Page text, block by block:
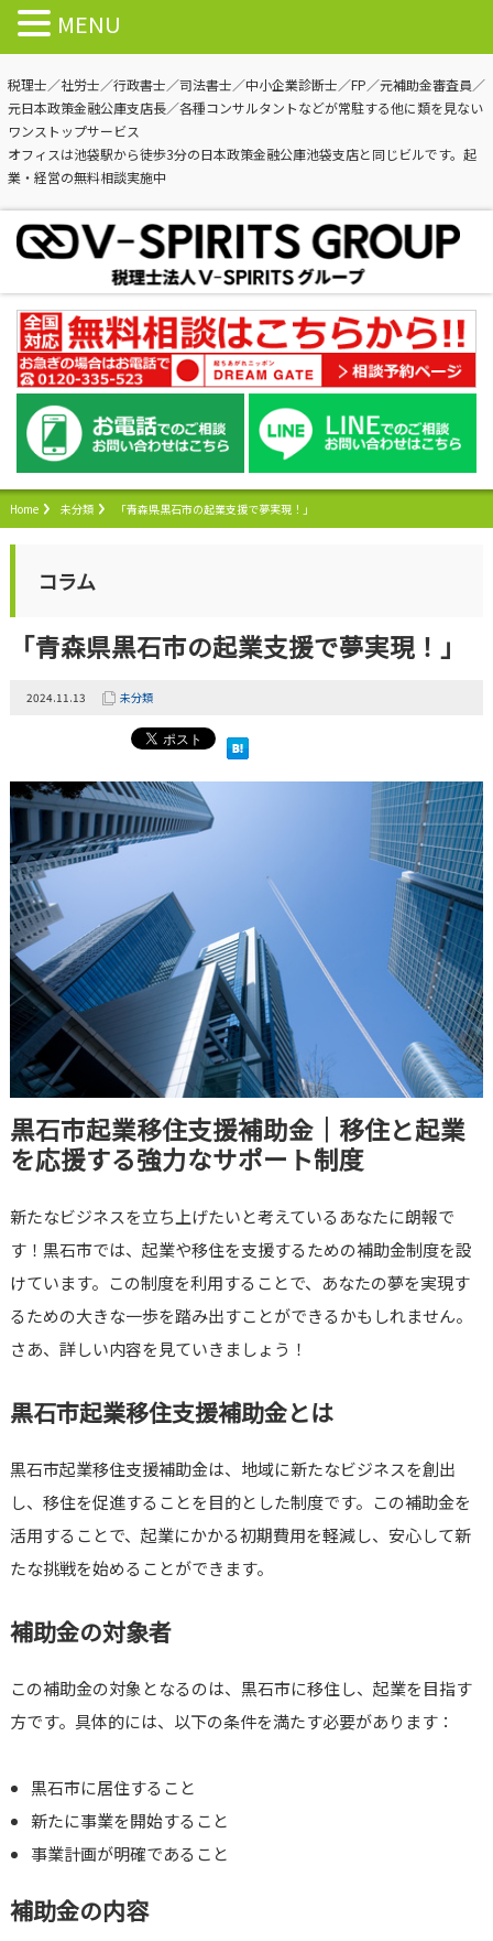
税理士／社労士／行政書士／司法書士／中小企業診断士／FP／元補助金審査員／
元日本政策金融公庫支店長／各種コンサルタントなどが常駐する他に類を見ない
ワンストップサービス
オフィスは池袋駅から徒歩3分の日本政策金融公庫池袋支店と同じビルです。起
業・経営の無料相談実施中
Home 未分類 「青森県黒石市の起業支援で夢実現！」
コラム
「青森県黒石市の起業支援で夢実現！」
2024.11.13 未分類
黒石市起業移住支援補助金｜移住と起業
を応援する強力なサポート制度
新たなビジネスを立ち上げたいと考えているあなたに朗報で
す！黒石市では、起業や移住を支援するための補助金制度を設
けています。この制度を利用することで、あなたの夢を実現す
るための大きな一歩を踏み出すことができるかもしれません。
さあ、詳しい内容を見ていきましょう！
黒石市起業移住支援補助金とは
黒石市起業移住支援補助金は、地域に新たなビジネスを創出
し、移住を促進することを目的とした制度です。この補助金を
活用することで、起業にかかる初期費用を軽減し、安心して新
たな挑戦を始めることができます。
補助金の対象者
この補助金の対象となるのは、黒石市に移住し、起業を目指す
方です。具体的には、以下の条件を満たす必要があります：
黒石市に居住すること
新たに事業を開始すること
事業計画が明確であること
補助金の内容
MENU